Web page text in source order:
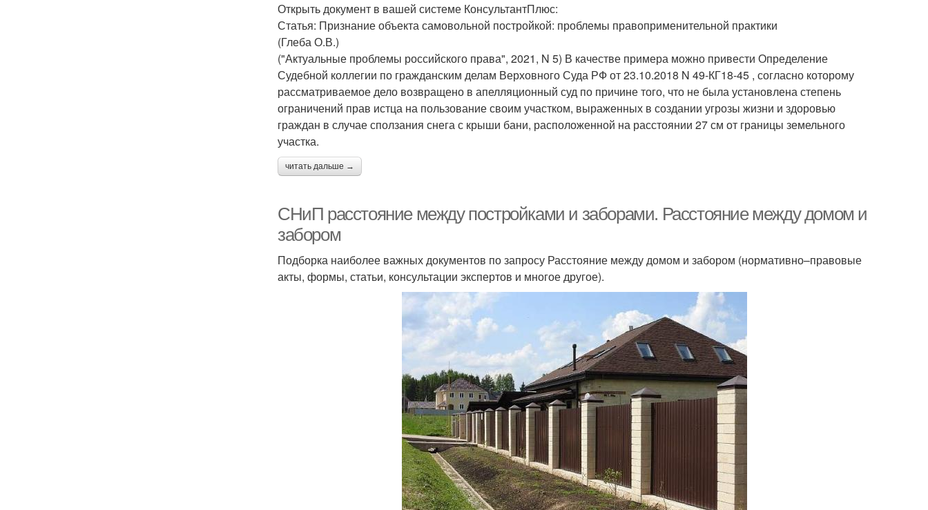
Открыть документ в вашей системе КонсультантПлюс:
Статья: Признание объекта самовольной постройкой: проблемы правоприменительной практики
(Глеба О.В.)
("Актуальные проблемы российского права", 2021, N 5) В качестве примера можно привести Определение
Судебной коллегии по гражданским делам Верховного Суда РФ от 23.10.2018 N 49-КГ18-45 , согласно которому
рассматриваемое дело возвращено в апелляционный суд по причине того, что не была установлена степень
ограничений прав истца на пользование своим участком, выраженных в создании угрозы жизни и здоровью
граждан в случае сползания снега с крыши бани, расположенной на расстоянии 27 см от границы земельного
участка.
читать дальше →
СНиП расстояние между постройками и заборами. Расстояние между домом и
забором
Подборка наиболее важных документов по запросу Расстояние между домом и забором (нормативно–правовые
акты, формы, статьи, консультации экспертов и многое другое).